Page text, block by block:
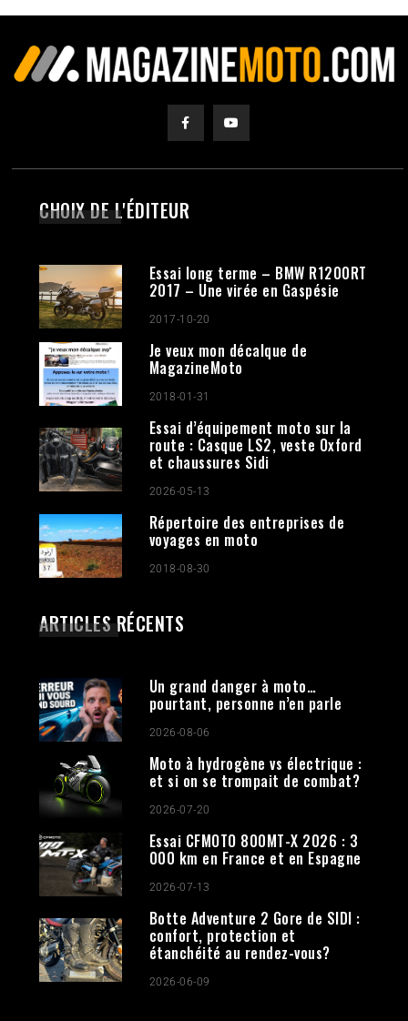
CHOIX DE L'ÉDITEUR
Essai long terme – BMW R1200RT
2017 – Une virée en Gaspésie
2017-10-20
Je veux mon décalque de
MagazineMoto
2018-01-31
Essai d’équipement moto sur la
route : Casque LS2, veste Oxford
et chaussures Sidi
2026-05-13
Répertoire des entreprises de
voyages en moto
2018-08-30
ARTICLES RÉCENTS
Un grand danger à moto…
pourtant, personne n’en parle
2026-08-06
Moto à hydrogène vs électrique :
et si on se trompait de combat?
2026-07-20
Essai CFMOTO 800MT-X 2026 : 3
000 km en France et en Espagne
2026-07-13
Botte Adventure 2 Gore de SIDI :
confort, protection et
étanchéité au rendez-vous?
2026-06-09